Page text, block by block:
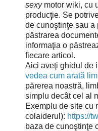
sexymotor wiki, cu
producţie. Se
de cunoştinţe sau a
păstrarea
informaţia o
fiecare articol.
Aici aveţi ghidul de
vedea cum arată
părerea noastră,
simplu decât cel al
Exemplu de site cu
colaiderul): https://
baza de cunoştinţe